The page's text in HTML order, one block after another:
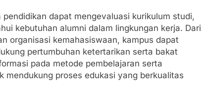
dapat mengevaluasi kurikulum studi,
kebutuhan alumni dalam lingkungan kerja. Dari
organisasi kemahasiswaan, kampus dapat
pertumbuhan ketertarikan serta bakat
pada metode pembelajaran serta
proses edukasi yang berkualitas